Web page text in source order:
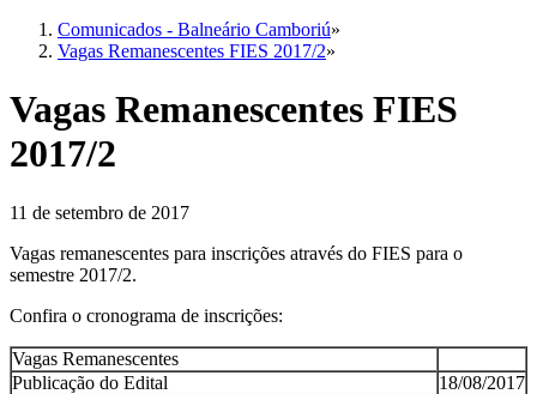
Comunicados - Balneário Camboriú»
Vagas Remanescentes FIES 2017/2»
Vagas Remanescentes FIES
2017/2
11 de setembro de 2017
Vagas remanescentes para inscrições através do FIES para o
semestre 2017/2.
Confira o cronograma de inscrições:
Vagas Remanescentes
Publicação do Edital
18/08/2017